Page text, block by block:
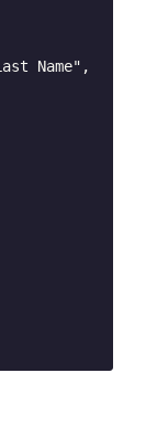
Name",